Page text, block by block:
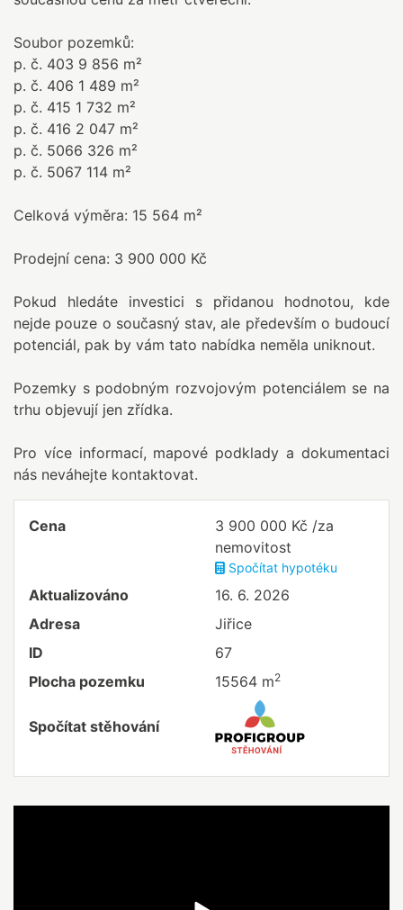
Soubor pozemků:
p. č. 403 9 856 m²
p. č. 406 1 489 m²
p. č. 415 1 732 m²
p. č. 416 2 047 m²
p. č. 5066 326 m²
p. č. 5067 114 m²
Celková výměra: 15 564 m²
Prodejní cena: 3 900 000 Kč
Pokud hledáte investici s přidanou hodnotou, kde
nejde pouze o současný stav, ale především o budoucí
potenciál, pak by vám tato nabídka neměla uniknout.
Pozemky s podobným rozvojovým potenciálem se na
trhu objevují jen zřídka.
Pro více informací, mapové podklady a dokumentaci
nás neváhejte kontaktovat.
Cena
3 900 000 Kč /za
nemovitost
Spočítat hypotéku
Aktualizováno
16. 6. 2026
Adresa
Jiřice
ID
67
Plocha pozemku
15564 m2
Spočítat stěhování